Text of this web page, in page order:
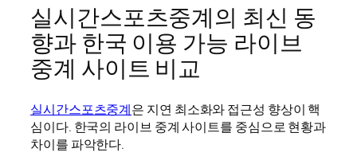
실시간스포츠중계의 최신 동
향과 한국 이용 가능 라이브
중계 사이트 비교
실시간스포츠중계은 지연 최소화와 접근성 향상이 핵
심이다. 한국의 라이브 중계 사이트를 중심으로 현황과
차이를 파악한다.